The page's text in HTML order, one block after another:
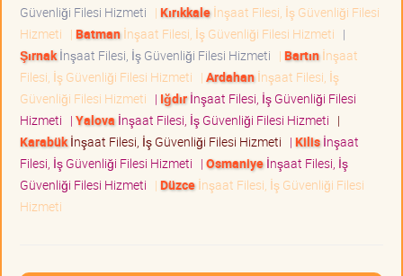
Güvenliği Filesi Hizmeti | Kırıkkaleİnşaat Filesi, İş Güvenliği Filesi
Hizmeti | Batmanİnşaat Filesi, İş Güvenliği Filesi Hizmeti |
Şırnakİnşaat Filesi, İş Güvenliği Filesi Hizmeti | Bartınİnşaat
Filesi, İş Güvenliği Filesi Hizmeti | Ardahanİnşaat Filesi, İş
Güvenliği Filesi Hizmeti | Iğdırİnşaat Filesi, İş Güvenliği Filesi
Hizmeti | Yalova İnşaat Filesi, İş Güvenliği Filesi Hizmeti |
Karabükİnşaat Filesi, İş Güvenliği Filesi Hizmeti | Kilisİnşaat
Filesi, İş Güvenliği Filesi Hizmeti | Osmaniyeİnşaat Filesi, İş
Güvenliği Filesi Hizmeti | Düzceİnşaat Filesi, İş Güvenliği Filesi
Hizmeti